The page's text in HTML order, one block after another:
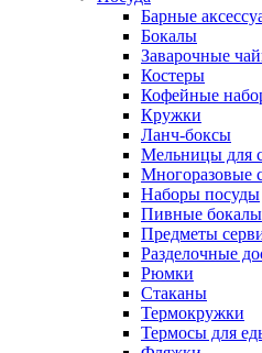
Барные
Бокалы
Заварочные
Костеры
Кофейные
Кружки
Ланч-боксы
Мельницы для
Многоразовые
Наборы посуды
Пивные бокалы
Предметы
Разделочные
Рюмки
Стаканы
Термокружки
Термосы для